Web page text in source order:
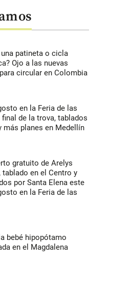
una patineta o cicla
Ojo a las nuevas
circular en Colombia
en la Feria de las
final de la trova, tablados
más planes en Medellín
gratuito de Arelys
tablado en el Centro y
por Santa Elena este
en la Feria de las
bebé hipopótamo
en el Magdalena